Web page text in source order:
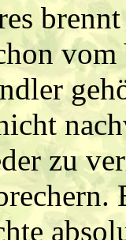
vom
zu